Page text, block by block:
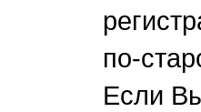
по-
Если